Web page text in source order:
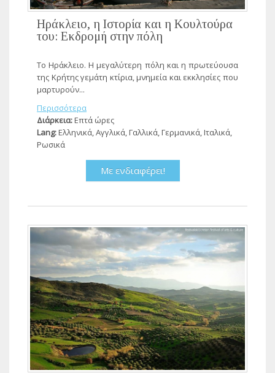
Ηράκλειο, η Ιστορία και η Κουλτούρα
του: Εκδρομή στην πόλη
Το Ηράκλειo. H μεγαλύτερη πόλη και η πρωτεύουσα
της Κρήτης γεμάτη κτίρια, μνημεία και εκκλησίες που
μαρτυρούν...
Περισσότερα
Διάρκεια:Επτά ώρες
Lang:Ελληνικά, Αγγλικά, Γαλλικά, Γερμανικά, Ιταλικά,
Ρωσικά
Με ενδιαφέρει!